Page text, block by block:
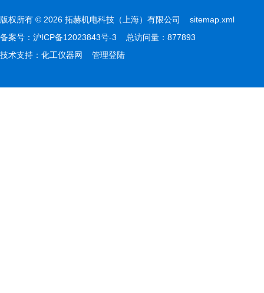
版权所有 © 2026 拓赫机电科技（上海）有限公司 sitemap.xml
备案号： 沪ICP备12023843号-3 总访问量：877893
技术支持： 化工仪器网 管理登陆